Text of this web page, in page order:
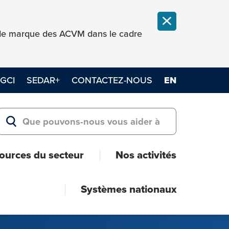
marque des ACVM dans le cadre FERMER LA
GCI SEDAR+ CONTACTEZ-NOUS EN
for:
RECHERCHER
du secteur Nos activités
Systèmes nationaux